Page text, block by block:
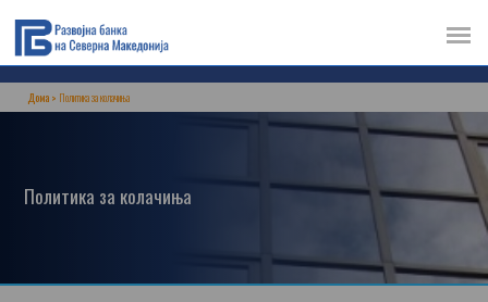
Дома Политика за колачиња
Политика за колачиња